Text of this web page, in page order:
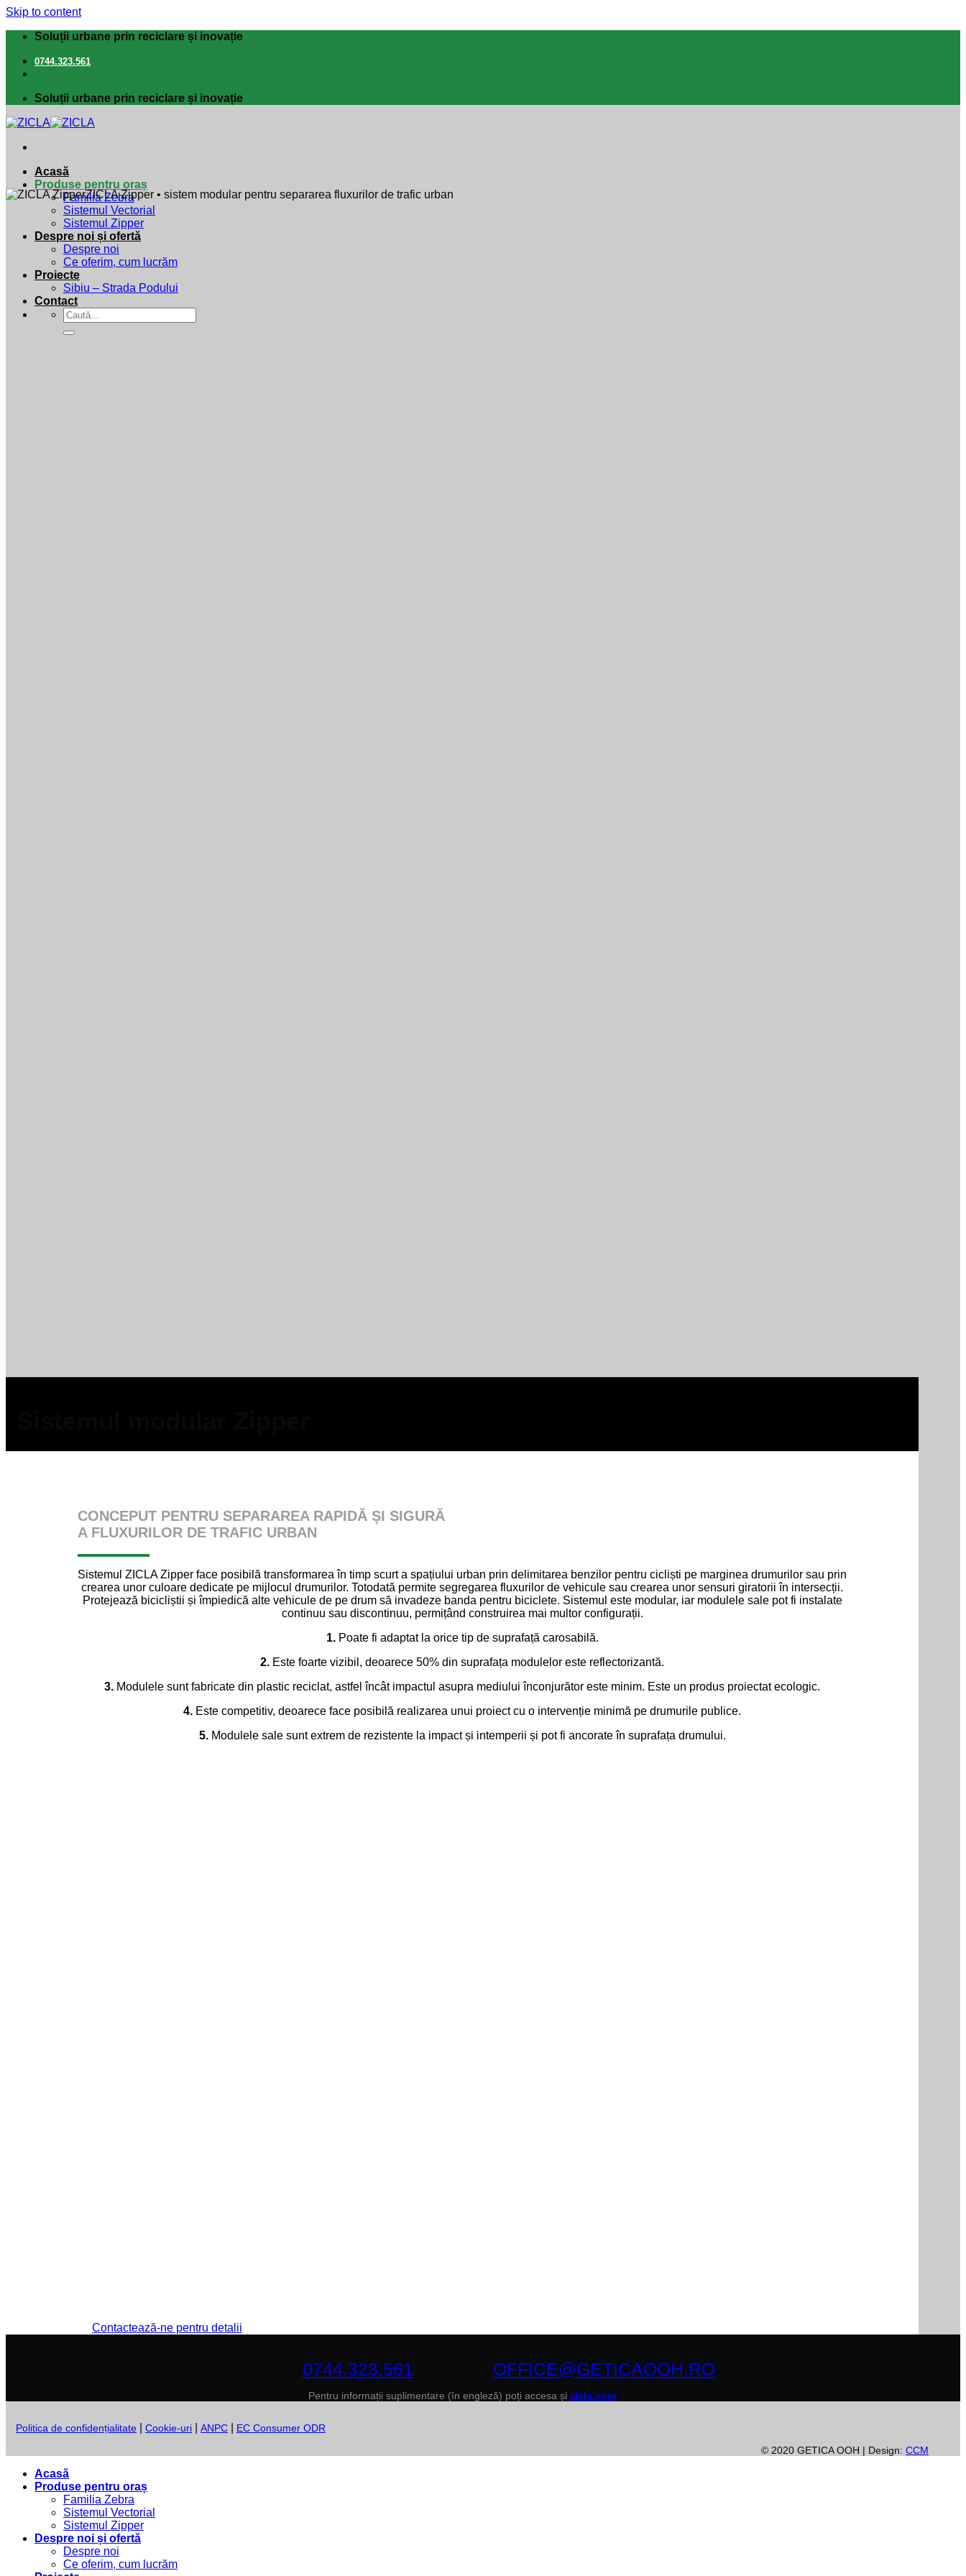
Skip to content
Soluții urbane prin reciclare și inovație
0744.323.561
Soluții urbane prin reciclare și inovație
Acasă
Produse pentru oraș
Familia Zebra
Sistemul Vectorial
Sistemul Zipper
Despre noi și ofertă
Despre noi
Ce oferim, cum lucrăm
Proiecte
Sibiu – Strada Podului
Contact
CONCEPUT PENTRU SEPARAREA RAPIDĂ ȘI SIGURĂ
A FLUXURILOR DE TRAFIC URBAN
Sistemul ZICLA Zipper face posibilă transformarea în timp scurt a spațiului urban prin delimitarea benzilor pentru cicliști pe marginea drumurilor sau prin
crearea unor culoare dedicate pe mijlocul drumurilor. Totodată permite segregarea fluxurilor de vehicule sau crearea unor sensuri giratorii în intersecții.
Protejează bicicliștii și împiedică alte vehicule de pe drum să invadeze banda pentru biciclete. Sistemul este modular, iar modulele sale pot fi instalate
continuu sau discontinuu, permițând construirea mai multor configurații.
1.Poate fi adaptat la orice tip de suprafață carosabilă.
2. Este foarte vizibil, deoarece 50% din suprafața modulelor este reflectorizantă.
3. Modulele sunt fabricate din plastic reciclat, astfel încât impactul asupra mediului înconjurător este minim. Este un produs proiectat ecologic.
4. Este competitiv, deoarece face posibilă realizarea unui proiect cu o intervenție minimă pe drumurile publice.
5.Modulele sale sunt extrem de rezistente la impact și intemperii și pot fi ancorate în suprafața drumului.
Contactează-ne pentru detalii
0744.323.561 OFFICE@GETICAOOH.RO
Pentru informații suplimentare (în engleză) poți accesa și zicla.com
Politica de confidențialitate Cookie-uri ANPC
EC Consumer ODR
© 2020 GETICA OOH | Design: CCM
Acasă
Produse pentru oraș
Familia Zebra
Sistemul Vectorial
Sistemul Zipper
Despre noi și ofertă
Despre noi
Ce oferim, cum lucrăm